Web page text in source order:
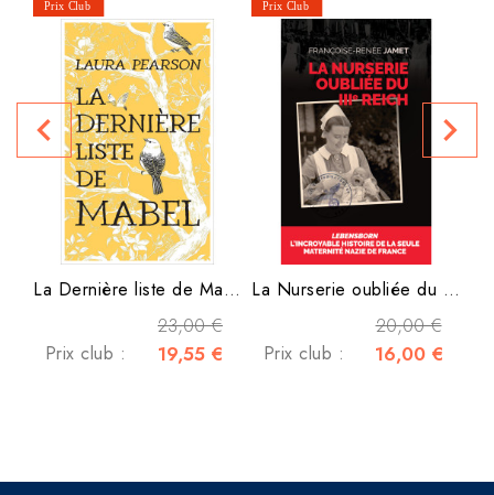
La Dernière liste de Mabel
23,00 €
Prix club : 19,55 €
La Nurserie oubliée du IIIe...
20,00 €
Prix club : 16,00 €
navigate_before navigate_next